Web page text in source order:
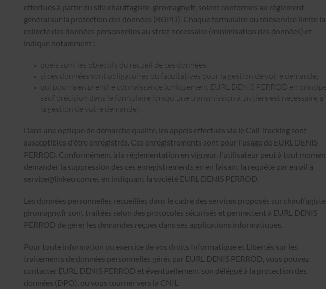
effectués à partir du site chauffagiste-giromagny.fr, soient conformes au règlement
général sur la protection des données (RGPD). Chaque formulaire ou téléservice limite la
collecte des données personnelles au strict nécessaire (minimisation des données) et
indique notamment :
quels sont les objectifs du recueil de ces données,
si ces données sont obligatoires ou facultatives pour la gestion de votre demande,
qui pourra en prendre connaissance (uniquement EURL DENIS PERROD en
sauf précision dans le formulaire lorsqu'une transmission à un tiers est nécessaire à
la gestion de votre demande),
Dans une optique de démarche qualité, les appels effectués via le Call Tracking sont
susceptibles d'être enregistrés. Ces enregistrements sont pour l'usage de EURL DENIS
PERROD. Conformément à la réglementation en vigueur, l'utilisateur peut à tout
demander la suppression des ces enregistrements en en faisant la requête par email à
service@linkeo.com et en indiquant la société EURL DENIS PERROD.
Les données personnelles recueillies dans le cadre des services proposés sur
giromagny.fr sont traitées selon des protocoles sécurisés et permettent à EURL DENIS
PERROD de gérer les demandes reçues dans ses applications informatiques.
Pour toute information ou exercice de vos droits Informatique et Libertés sur les
traitements de données personnelles gérés par EURL DENIS PERROD, vous pouvez
contacter EURL DENIS PERROD et éventuellement son délégué à la protection des
données (DPO), ou vous tourner vers la CNIL